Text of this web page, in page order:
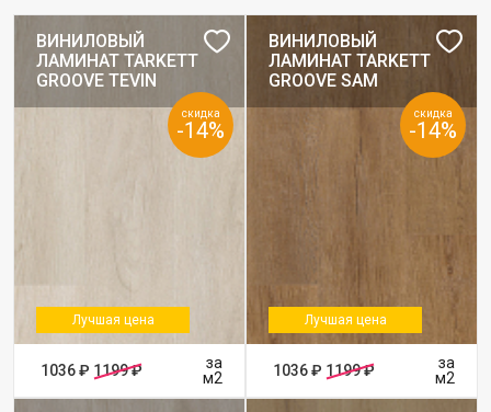
ВИНИЛОВЫЙ
ЛАМИНАТ TARKETT
GROOVE TEVIN
Лучшая цена
скидка
-14%
1036 ₽ 1199 ₽
за
м2
ВИНИЛОВЫЙ
ЛАМИНАТ TARKETT
GROOVE SAM
Лучшая цена
скидка
-14%
1036 ₽ 1199 ₽
за
м2